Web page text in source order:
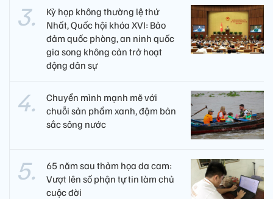
Kỳ họp không thường lệ thứ
Nhất, Quốc hội khóa XVI: Bảo
đảm quốc phòng, an ninh quốc
gia song không cản trở hoạt
động dân sự
Chuyển mình mạnh mẽ với
chuỗi sản phẩm xanh, đậm bản
sắc sông nước
65 năm sau thảm họa da cam:
Vượt lên số phận tự tin làm chủ
cuộc đời